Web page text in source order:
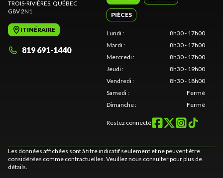
TROIS-RIVIÈRES , QUÉBEC
G8V 2N1
ITINÉRAIRE
819 691-1440
PIÈCES
Lundi:
8h30 - 17h00
Mardi:
8h30 - 17h00
Mercredi:
8h30 - 17h00
Jeudi:
8h30 - 19h00
Vendredi:
8h30 - 18h00
Samedi:
Fermé
Dimanche: Fermé
Restez connecté
Les données affichées sont à titre indicatif seulement et ne peuvent être
considérées comme contractuelles. Veuillez nous consulter pour plus de
détails.